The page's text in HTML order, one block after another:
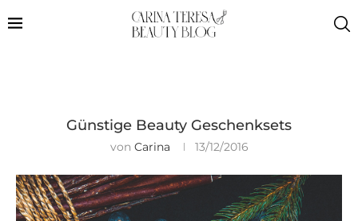
Günstige Beauty Geschenksets
von Carina 13/12/2016